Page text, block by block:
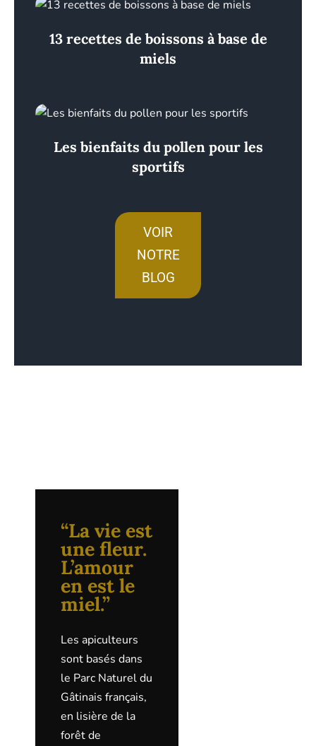
13 recettes de boissons à base de
miels
Les bienfaits du pollen pour les
sportifs
VOIR
NOTRE
BLOG
“La vie est
une fleur.
L’amour
en est le
miel.”
Les apiculteurs
sont basés dans
le Parc Naturel du
Gâtinais français,
en lisière de la
forêt de